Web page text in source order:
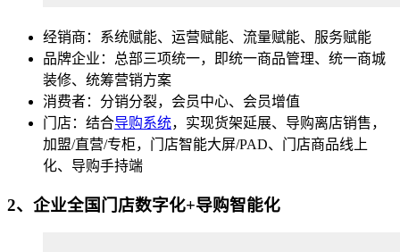
经销商：系统赋能、运营赋能、流量赋能、服务赋能
品牌企业：总部三项统一，即统一商品管理、统一商城
装修、统筹营销方案
消费者：分销分裂，会员中心、会员增值
门店：结合导购系统，实现货架延展、导购离店销售，
加盟/直营/专柜，门店智能大屏/PAD、门店商品线上
化、导购手持端
2、企业全国门店数字化+导购智能化